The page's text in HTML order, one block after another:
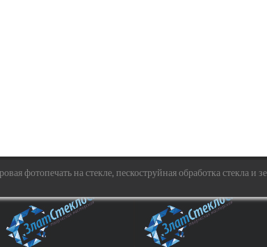
фотопечать на стекле, пескоструйная обработка стекла и